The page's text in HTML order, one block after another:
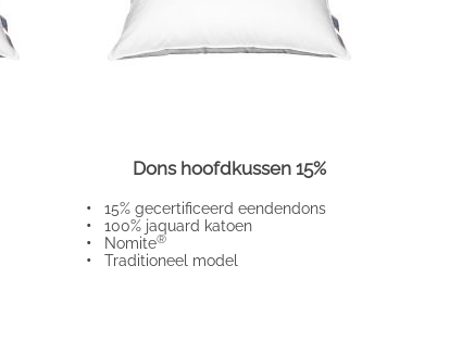
Dons hoofdkussen 15%
• 15% gecertificeerd eendendons
• 100% jaquard katoen
• Nomite®
• Traditioneel model